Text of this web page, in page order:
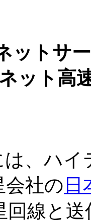
ットサ
ット高
、ハイ
会社の
回線と